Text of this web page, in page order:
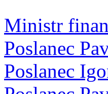
Ministr
Poslanec
Poslanec